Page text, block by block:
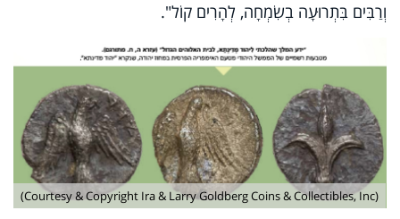
וְרַבִּים בִּתְרוּעָה בְשִׂמְחָה, לְהָרִים קוֹל".
(Courtesy & Copyright Ira & Larry Goldberg Coins & Collectibles, Inc)